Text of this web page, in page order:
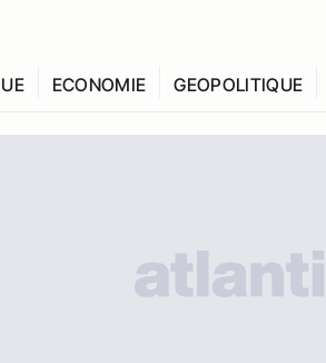
ECONOMIE GEOPOLITIQUE